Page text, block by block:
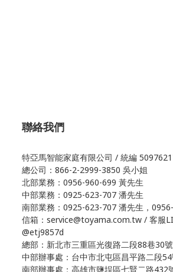
聯絡我們
特亞馬智能家庭有限公司 / 統編
總公司：866-2-2999-3850 吳小姐
北部業務：0956-960-699 黃先生
中部業務：0925-623-707 潘先生
南部業務：0925-623-707 潘先生，
信箱：service@toyama.com.tw / 客服
@etj9857d
總部：新北市三重區光復路二段88巷30
中部辦事處：台中市北屯區昌平路二段
南部辦事處：高雄市鹽埕區七賢二路432